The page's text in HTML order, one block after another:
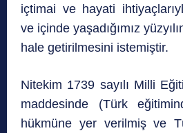
içtimai ve hayati
ve içinde yaşadığımız
hale getirilmesini istemiştir.
Nitekim 1739 sayılı Milli
maddesinde (Türk
hükmüne yer verilmiş ve